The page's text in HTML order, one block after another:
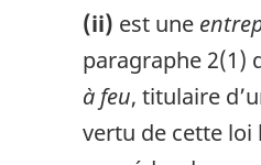
(ii) est une
paragraphe 2(1)
à feu, titulaire
vertu de cette loi